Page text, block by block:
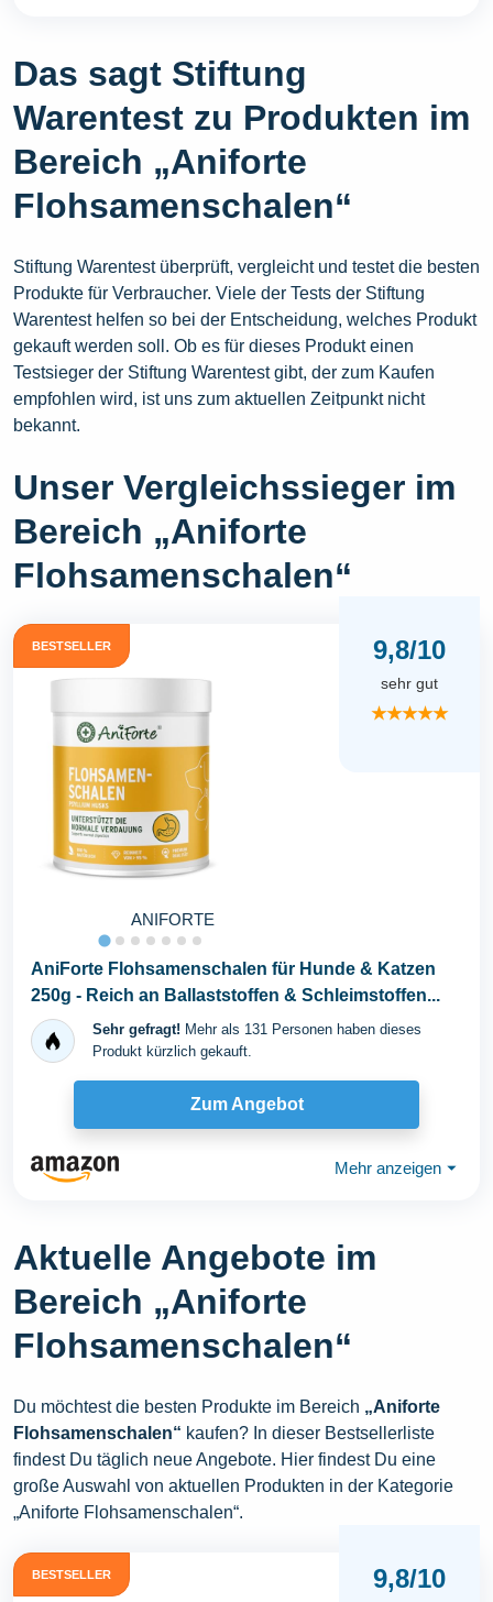
Das sagt Stiftung
Warentest zu Produkten im
Bereich „Aniforte
Flohsamenschalen“
Stiftung Warentest überprüft, vergleicht und testet die besten
Produkte für Verbraucher. Viele der Tests der Stiftung
Warentest helfen so bei der Entscheidung, welches Produkt
gekauft werden soll. Ob es für dieses Produkt einen
Testsieger der Stiftung Warentest gibt, der zum Kaufen
empfohlen wird, ist uns zum aktuellen Zeitpunkt nicht
bekannt.
Unser Vergleichssieger im
Bereich „Aniforte
Flohsamenschalen“
BESTSELLER
ANIFORTE
9,8/10
sehr gut
★★★★★
AniForte Flohsamenschalen für Hunde & Katzen
250g - Reich an Ballaststoffen & Schleimstoffen...
Sehr gefragt! Mehr als 131 Personen haben dieses
Produkt kürzlich gekauft.
Zum Angebot
Mehr anzeigen ⏷
Aktuelle Angebote im
Bereich „Aniforte
Flohsamenschalen“
Du möchtest die besten Produkte im Bereich „Aniforte
Flohsamenschalen“ kaufen? In dieser Bestsellerliste
findest Du täglich neue Angebote. Hier findest Du eine
große Auswahl von aktuellen Produkten in der Kategorie
„Aniforte Flohsamenschalen“.
BESTSELLER 9,8/10